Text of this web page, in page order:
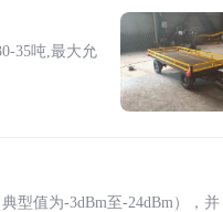
35吨,最大允
型值为-3dBm至-24dBm），并